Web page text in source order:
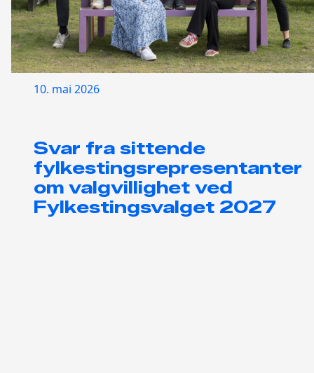
10. mai 2026
Svar fra sittende
fylkestingsrepresentanter
om valgvillighet ved
Fylkestingsvalget 2027